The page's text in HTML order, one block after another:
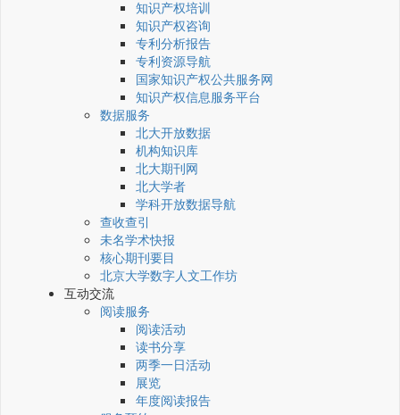
知识产权培训
知识产权咨询
专利分析报告
专利资源导航
国家知识产权公共服务网
知识产权信息服务平台
数据服务
北大开放数据
机构知识库
北大期刊网
北大学者
学科开放数据导航
查收查引
未名学术快报
核心期刊要目
北京大学数字人文工作坊
互动交流
阅读服务
阅读活动
读书分享
两季一日活动
展览
年度阅读报告